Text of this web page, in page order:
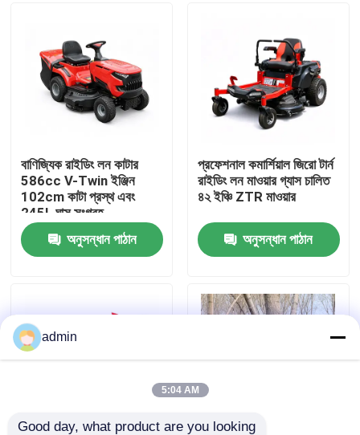
ভিডিও
আমাদের সম্বন্ধে
কারখানার প্রদর্শন
আমাদের সাথে যোগাযোগ
পেট্রল চেইনসো
বৈদ্যুতিক চেইনসো
বাণিজ্যিক রাইডিং লন কাটার
586cc V-Twin ইঞ্জিন
102cm কাটা প্রস্থ এবং
245L ঘাস সংগ্রহ
অনুসন্ধান পাঠান
প্রফেশনাল কমার্শিয়াল জিরো টার্ন
রাইডিং লন মাওয়ার গ্যাস চালিত
৪২ ইঞ্চি ZTR মাওয়ার
অনুসন্ধান পাঠান
admin
5:04 AM
Good day, what product are you looking